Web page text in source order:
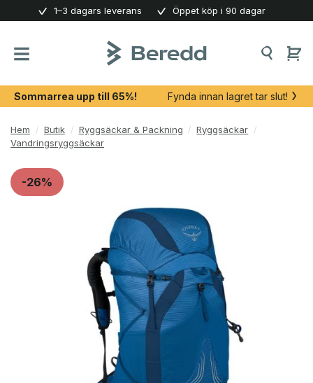
content
1–3 dagars leverans Öppet köp i 90 dagar
Sommarrea upp till 65%! Fynda innan lagret tar slut!
Hem / Butik / Ryggsäckar & Packning / Ryggsäckar /
Vandringsryggsäckar
-26%